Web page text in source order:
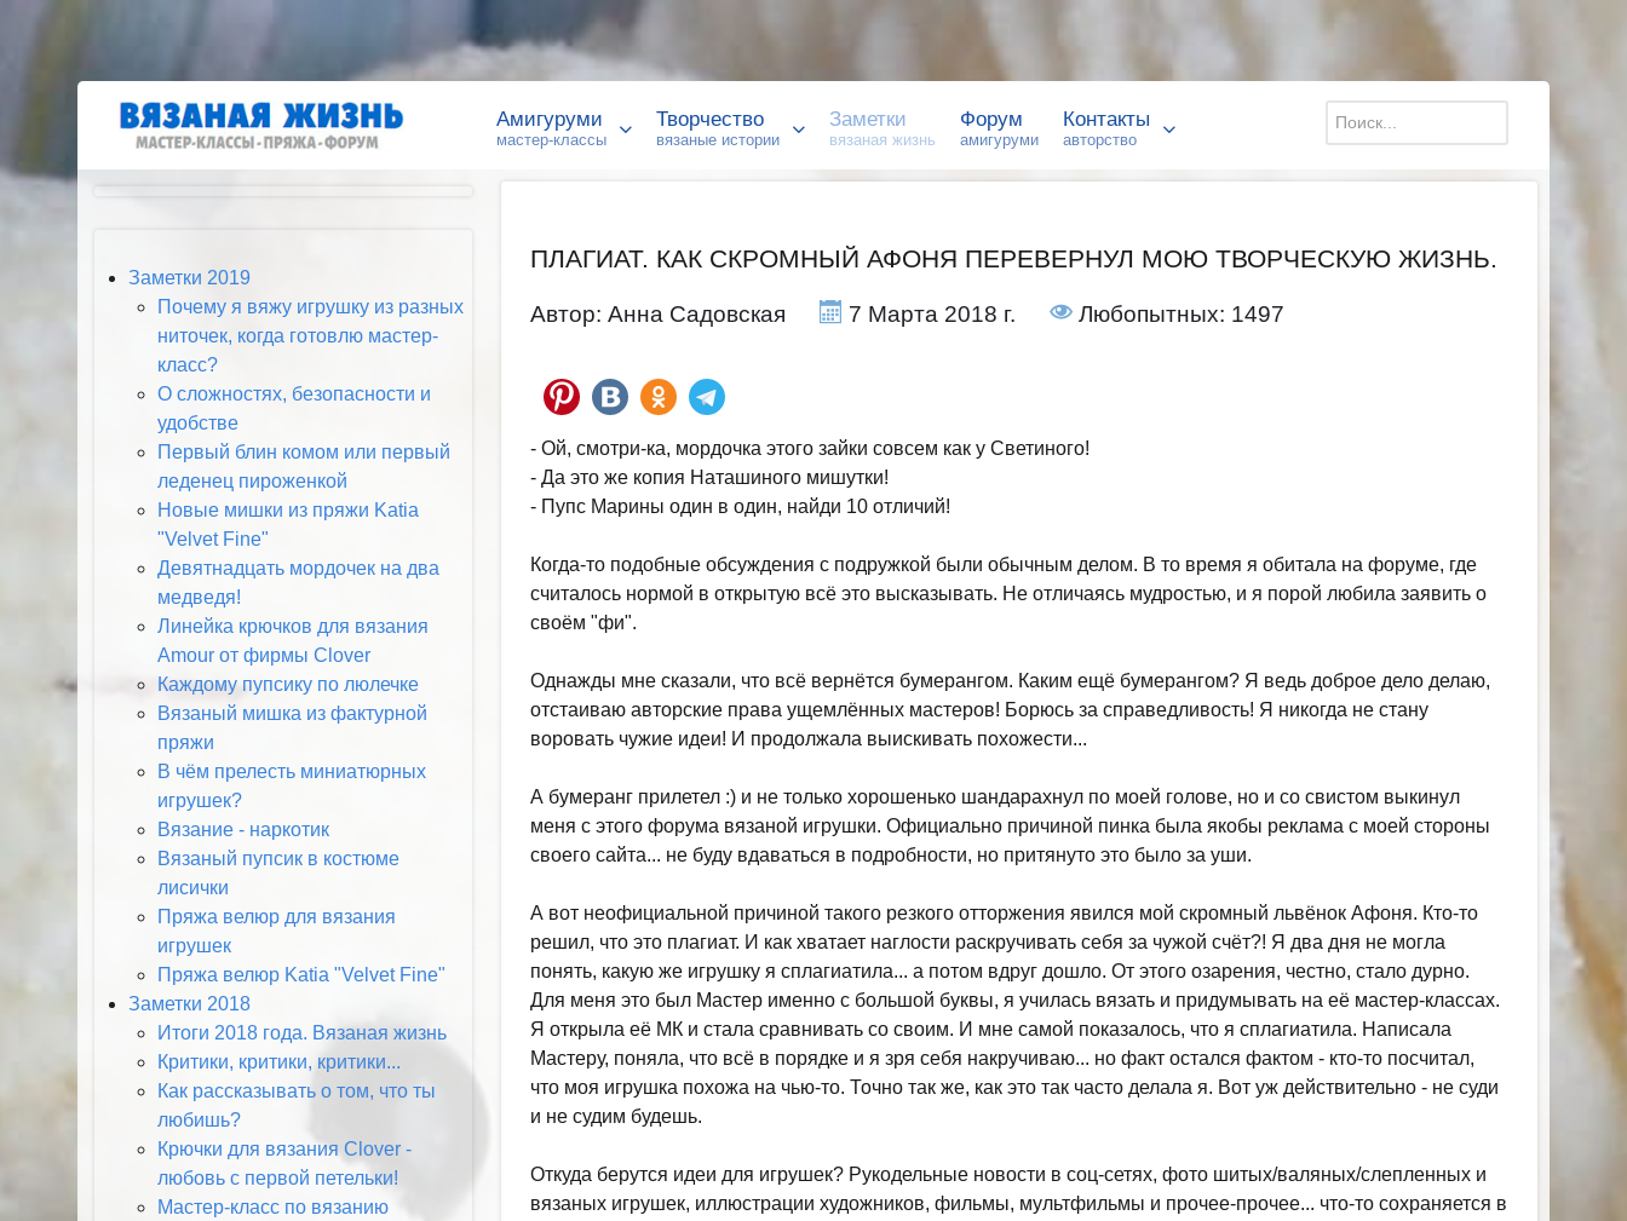
Амигуруми
мастер-классы
Творчество
вязаные истории
Заметки
вязаная жизнь
Форум
амигуруми
Контакты
авторство
Искать...
Заметки 2019
Почему я вяжу игрушку из разных
ниточек, когда готовлю мастер-
класс?
О сложностях, безопасности и
удобстве
Первый блин комом или первый
леденец пироженкой
Новые мишки из пряжи Katia
"Velvet Fine"
Девятнадцать мордочек на два
медведя!
Линейка крючков для вязания
Amour от фирмы Clover
Каждому пупсику по люлечке
Вязаный мишка из фактурной
пряжи
В чём прелесть миниатюрных
игрушек?
Вязание - наркотик
Вязаный пупсик в костюме
лисички
Пряжа велюр для вязания
игрушек
Пряжа велюр Katia "Velvet Fine"
Заметки 2018
Итоги 2018 года. Вязаная жизнь
Критики, критики, критики...
Как рассказывать о том, что ты
любишь?
Крючки для вязания Clover -
любовь с первой петельки!
Мастер-класс по вязанию
ПЛАГИАТ. КАК СКРОМНЫЙ АФОНЯ ПЕРЕВЕРНУЛ МОЮ ТВОРЧЕСКУЮ ЖИЗНЬ.
Автор:Анна Садовская 7 Марта 2018 г. Любопытных: 1497
- Ой, смотри-ка, мордочка этого зайки совсем как у Светиного!
- Да это же копия Наташиного мишутки!
- Пупс Марины один в один, найди 10 отличий!
Когда-то подобные обсуждения с подружкой были обычным делом. В то время я обитала на форуме, где
считалось нормой в открытую всё это высказывать. Не отличаясь мудростью, и я порой любила заявить о
своём "фи".
Однажды мне сказали, что всё вернётся бумерангом. Каким ещё бумерангом? Я ведь доброе дело делаю,
отстаиваю авторские права ущемлённых мастеров! Борюсь за справедливость! Я никогда не стану
воровать чужие идеи! И продолжала выискивать похожести...
А бумеранг прилетел :) и не только хорошенько шандарахнул по моей голове, но и со свистом выкинул
меня с этого форума вязаной игрушки. Официально причиной пинка была якобы реклама с моей стороны
своего сайта... не буду вдаваться в подробности, но притянуто это было за уши.
А вот неофициальной причиной такого резкого отторжения явился мой скромный львёнок Афоня. Кто-то
решил, что это плагиат. И как хватает наглости раскручивать себя за чужой счёт?! Я два дня не могла
понять, какую же игрушку я сплагиатила... а потом вдруг дошло. От этого озарения, честно, стало дурно.
Для меня это был Мастер именно с большой буквы, я училась вязать и придумывать на её мастер-классах.
Я открыла её МК и стала сравнивать со своим. И мне самой показалось, что я сплагиатила. Написала
Мастеру, поняла, что всё в порядке и я зря себя накручиваю... но факт остался фактом - кто-то посчитал,
что моя игрушка похожа на чью-то. Точно так же, как это так часто делала я. Вот уж действительно - не суди
и не судим будешь.
Откуда берутся идеи для игрушек? Рукодельные новости в соц-сетях, фото шитых/валяных/слепленных и
вязаных игрушек, иллюстрации художников, фильмы, мультфильмы и прочее-прочее... что-то сохраняется в